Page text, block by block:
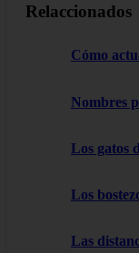
Relaccionados
Cómo
Nombres
Los gatos
Los
Las